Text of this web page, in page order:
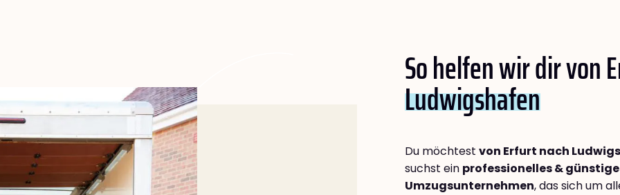
So helfen wir dir von
Ludwigshafen
Du möchtest von Erfurt nach
suchst ein professionelles &
Umzugsunternehmen, das sich um